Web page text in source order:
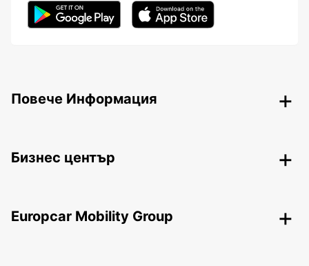
Повече Информация
Бизнес център
Europcar Mobility Group